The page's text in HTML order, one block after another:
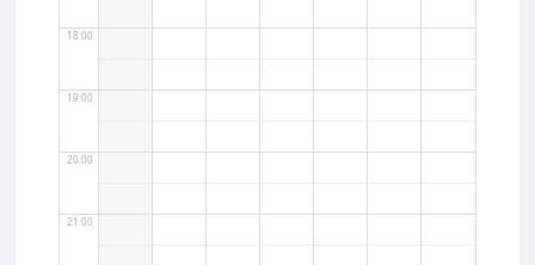
18:00
19:00
20:00
21:00